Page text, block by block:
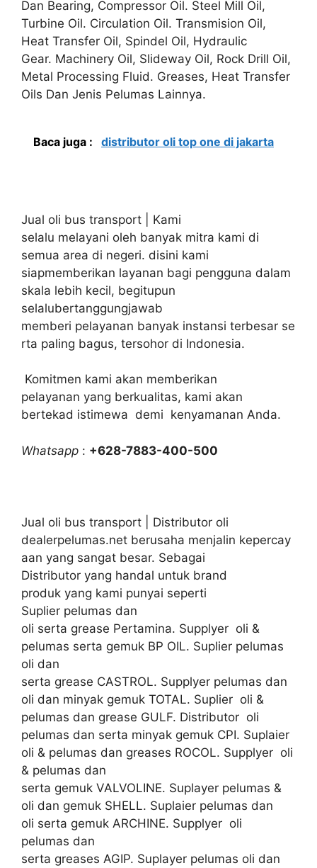
Dan Bearing, Compressor Oil. Steel Mill Oil,
Turbine Oil. Circulation Oil. Transmision Oil,
Heat Transfer Oil, Spindel Oil, Hydraulic
Gear. Machinery Oil, Slideway Oil, Rock Drill Oil,
Metal Processing Fluid. Greases, Heat Transfer
Oils Dan Jenis Pelumas Lainnya.
Baca juga : distributor oli top one di jakarta
Jual oli bus transport | Kami
selalu melayani oleh banyak mitra kami di
semua area di negeri. disini kami
siapmemberikan layanan bagi pengguna dalam
skala lebih kecil, begitupun
selalubertanggungjawab
memberi pelayanan banyak instansi terbesar se
rta paling bagus, tersohor di Indonesia.
Komitmen kami akan memberikan
pelayanan yang berkualitas, kami akan
bertekad istimewa demi kenyamanan Anda.
Whatsapp : +628-7883-400-500
Jual oli bus transport | Distributor oli
dealerpelumas.net berusaha menjalin kepercay
aan yang sangat besar. Sebagai
Distributor yang handal untuk brand
produk yang kami punyai seperti
Suplier pelumas dan
oli serta grease Pertamina. Supplyer oli &
pelumas serta gemuk BP OIL. Suplier pelumas
oli dan
serta grease CASTROL. Supplyer pelumas dan
oli dan minyak gemuk TOTAL. Suplier oli &
pelumas dan grease GULF. Distributor oli
pelumas dan serta minyak gemuk CPI. Suplaier
oli & pelumas dan greases ROCOL. Supplyer oli
& pelumas dan
serta gemuk VALVOLINE. Suplayer pelumas &
oli dan gemuk SHELL. Suplaier pelumas dan
oli serta gemuk ARCHINE. Supplyer oli
pelumas dan
serta greases AGIP. Suplayer pelumas oli dan